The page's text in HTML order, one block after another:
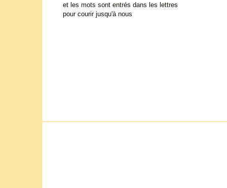
et les mots sont entrés dans les lettres
pour courir jusqu'à nous